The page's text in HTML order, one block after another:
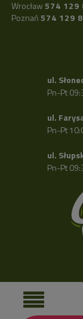
Wrocław 574 129
Poznań 574 129
ul.
Pn-Pt
ul.
Pn-Pt
ul.
Pn-Pt